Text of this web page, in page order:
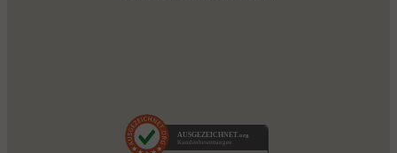
AUSGEZEICHNET .org
Kundenbewertungen